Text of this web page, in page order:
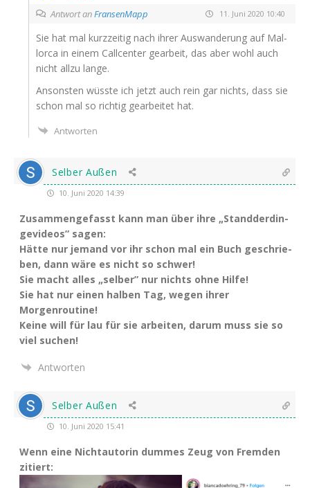
Antwort anFransenMapp 11. Juni 2020 10:40
Sie hat mal kurz­zei­tig nach ihrer Aus­wan­de­rung auf Mal­
lor­ca in einem Call­cen­ter gear­beit, das aber wohl auch
nicht all­zu lange.
Ansons­ten wüss­te ich jetzt auch rein gar nichts, dass sie
schon mal so rich­tig gear­bei­tet hat.
Antworten
Selber Außen
10. Juni 2020 14:39
Zusam­men­ge­fasst kann man über ihre „Stand­der­din­
ge­vi­de­os” sagen:
Hät­te nur jemand vor ihr schon mal ein Buch geschrie­
ben, dann wäre es nicht so schwer!
Sie macht alles „sel­ber” nur nichts ohne Hilfe!
Sie hat nur einen hal­ben Tag, wegen ihrer
Morgenroutine!
Kei­ne will für lau für sie arbei­ten, dar­um muss sie so
viel suchen!
Antworten
Selber Außen
10. Juni 2020 15:41
Wenn eine Nicht­au­to­rin dum­mes Zeug von Frem­den
zitiert: